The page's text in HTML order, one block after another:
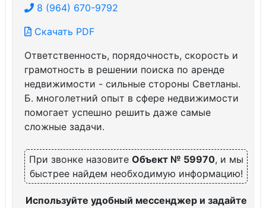
8 (964) 670-9792
Скачать PDF
Ответственность, порядочность, скорость и
грамотность в решении поиска по аренде
недвижимости - сильные стороны Светланы.
Б. многолетний опыт в сфере недвижимости
помогает успешно решить даже самые
сложные задачи.
При звонке назовите Объект № 59970, и мы
быстрее найдем необходимую информацию!
Используйте удобный мессенджер и задайте